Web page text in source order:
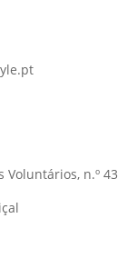
Voluntários, n.º 43